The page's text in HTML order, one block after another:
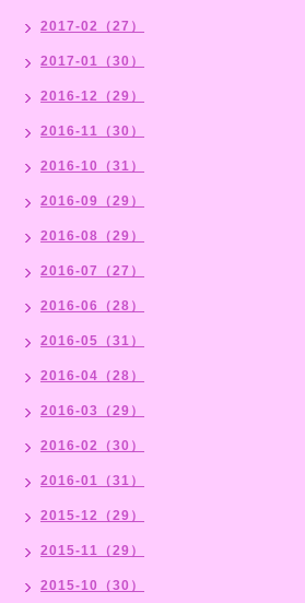
2017-02（27）
2017-01（30）
2016-12（29）
2016-11（30）
2016-10（31）
2016-09（29）
2016-08（29）
2016-07（27）
2016-06（28）
2016-05（31）
2016-04（28）
2016-03（29）
2016-02（30）
2016-01（31）
2015-12（29）
2015-11（29）
2015-10（30）